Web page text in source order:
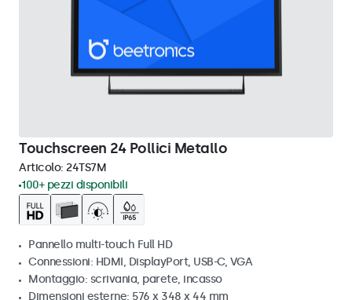
Touchscreen 24 Pollici Metallo
Articolo: 24TS7M
100+ pezzi disponibili
Pannello multi-touch Full HD
Connessioni: HDMI, DisplayPort, USB-C, VGA
Montaggio: scrivania, parete, incasso
Dimensioni esterne: 576 x 348 x 44 mm